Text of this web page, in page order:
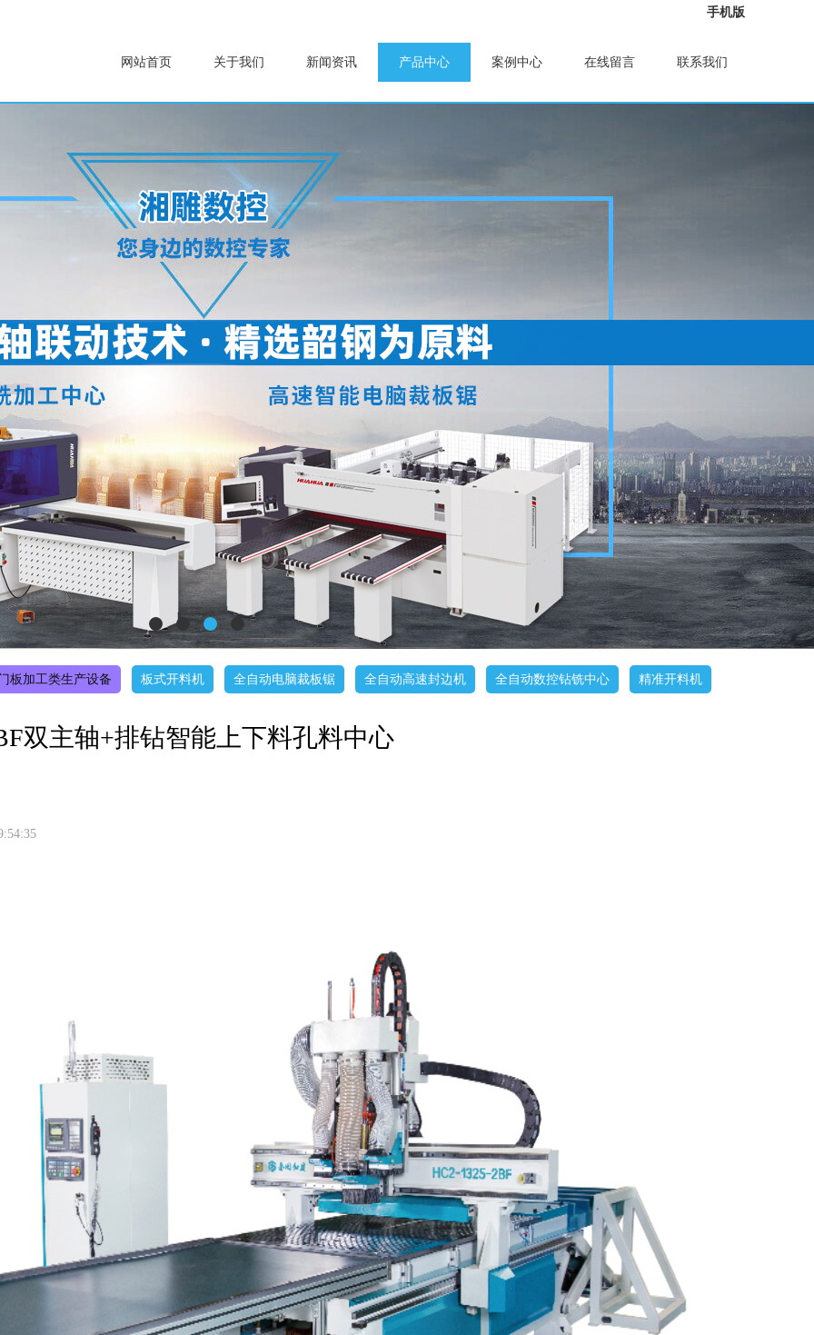
手机版
网站首页 关于我们 新闻资讯 产品中心 案例中心 在线留言 联系我们
板加工类生产设备 板式开料机 全自动电脑裁板锯 全自动高速封边机 全自动数控钻铣中心 精准开料机
双主轴+排钻智能上下料孔料中心